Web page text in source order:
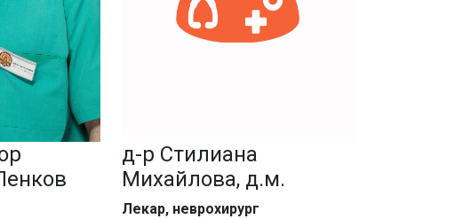
д-р Стилиана
Михайлова, д.м.
Лекар, неврохирург